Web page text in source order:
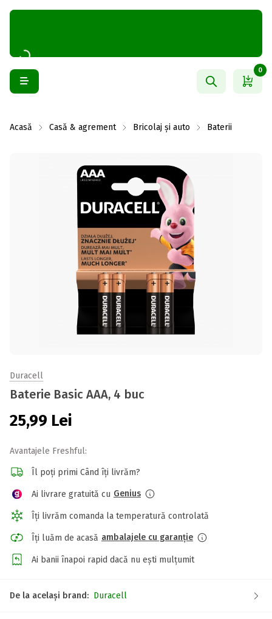
0
Acasă Casă & agrement Bricolaj și auto Baterii
Duracell
Baterie Basic AAA, 4 buc
25,99 Lei
Avantajele Freshful:
Îl poți primi Când îți livrăm?
Ai livrare gratuită cu Genius
Îți livrăm comanda la temperatură controlată
Îți luăm de acasă ambalajele cu garanție
Ai banii înapoi rapid dacă nu ești mulțumit
De la același brand: Duracell